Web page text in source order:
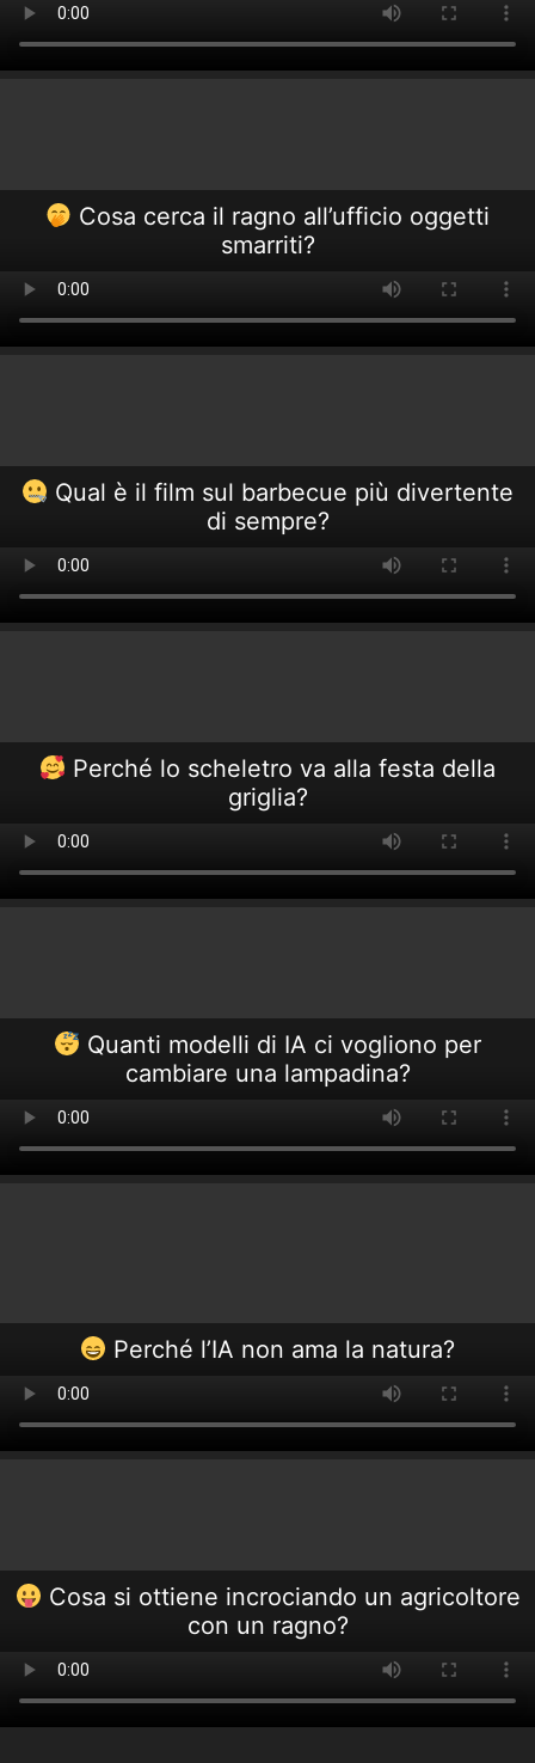
Cosa cerca il ragno all’ufficio oggetti
smarriti?
Qual è il film sul barbecue più divertente
di sempre?
Perché lo scheletro va alla festa della
griglia?
Quanti modelli di IA ci vogliono per
cambiare una lampadina?
Perché l’IA non ama la natura?
Cosa si ottiene incrociando un agricoltore
con un ragno?